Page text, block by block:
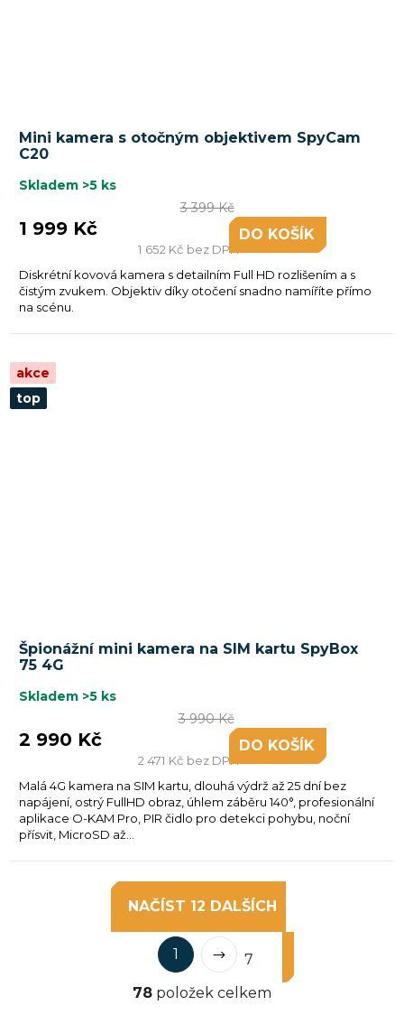
Mini kamera s otočným objektivem SpyCam
C20
Skladem >5 ks
1 652 Kč bez DPH
1 999 Kč
3 399 Kč
DO KOŠÍKU
Diskrétní kovová kamera s detailním Full HD rozlišením a s
čistým zvukem. Objektiv díky otočení snadno namíříte přímo
na scénu.
akce
top
Špionážní mini kamera na SIM kartu SpyBox
75 4G
Průměrné
hodnocení
je
z
Skladem >5 ks
2 471 Kč bez DPH
2 990 Kč
3 990 Kč
DO KOŠÍKU
Malá 4G kamera na SIM kartu, dlouhá výdrž až 25 dní bez
napájení, ostrý FullHD obraz, úhlem záběru 140°, profesionální
aplikace O-KAM Pro, PIR čidlo pro detekci pohybu, noční
přísvit, MicroSD až...
O
v
l
NAČÍST 12 DALŠÍCH
S
t
r
á
1
7
78 položek celkem